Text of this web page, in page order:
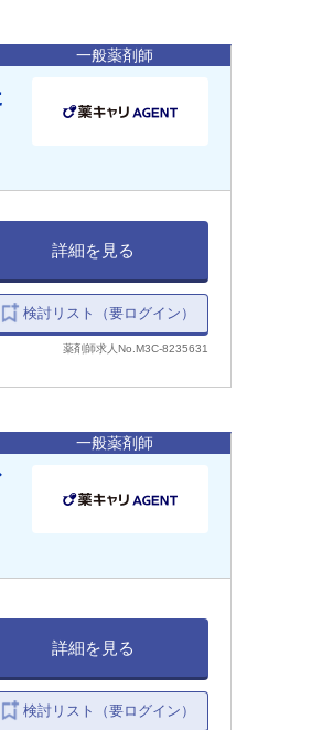
一般薬剤師
詳細を見る
検討リスト（要ログイン）
薬剤師求人No.M3C-8235631
一般薬剤師
詳細を見る
検討リスト（要ログイン）